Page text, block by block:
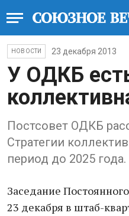
НОВОСТИ 23 декабря 2013
У ОДКБ
Постсовет ОДКБ
Стратегии
период до 2025 года.
Заседание
23 декабря в штаб-